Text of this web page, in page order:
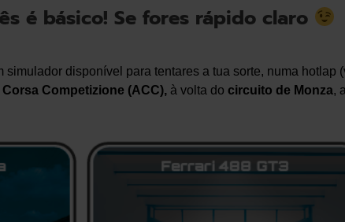
é básico! Se fores rápido claro
simulador disponível para tentares a tua sorte, numa hotlap
Competizione (ACC), à volta do circuito de Monza,